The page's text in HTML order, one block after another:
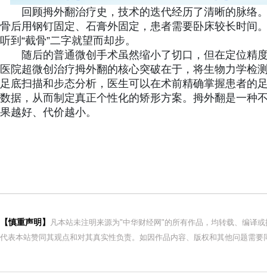
回顾拇外翻治疗史，技术的迭代经历了清晰的脉络
骨后用钢钉固定、石膏外固定，患者需要卧床较长时间
听到“截骨”二字就望而却步。
随后的普通微创手术虽然缩小了切口，但在定位精
医院超微创治疗拇外翻的核心突破在于，将生物力学检
足底扫描和步态分析，医生可以在术前精确掌握患者的
数据，从而制定真正个性化的矫形方案。拇外翻是一种
果越好、代价越小。
【慎重声明】
凡本站未注明来源为"中华财经网"的所有作品，均转载、编译
代表本站赞同其观点和对其真实性负责。如因作品内容、版权和其他问题需